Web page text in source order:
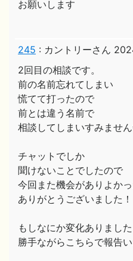
お願いします
245 : カントリーさん
2回目の相談です。
前の名前忘れてしまい
慌てて打ったので
前とは違う名前で
相談してしまいすみませ
チャットでしか
聞けないことでしたので
今回また機会がありよかっ
ありがとうございました！
もしなにか変化ありまし
勝手ながらこちらで報告い